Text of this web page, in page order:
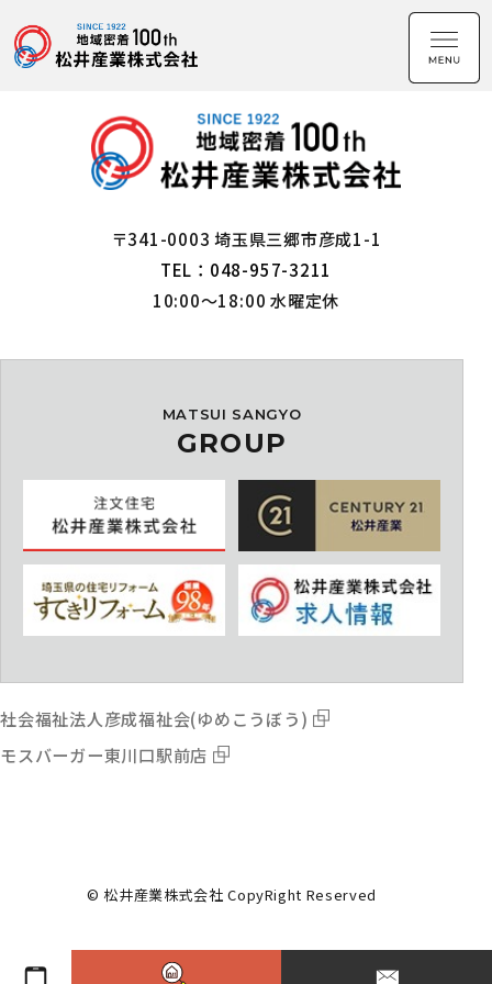
〒341-0003 埼玉県三郷市彦成1-1
TEL：048-957-3211
10:00～18:00 水曜定休
MATSUI SANGYO
GROUP
© 松井産業株式会社 CopyRight Reserved
社会福祉法人彦成福祉会(ゆめこうぼう)
モスバーガー東川口駅前店